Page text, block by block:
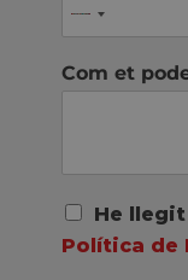
Com et
A
u
He llegit
Política de